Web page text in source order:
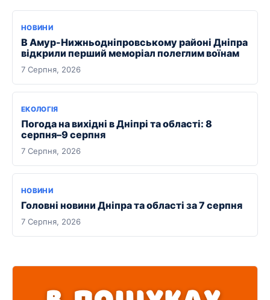
НОВИНИ
В Амур-Нижньодніпровському районі Дніпра
відкрили перший меморіал полеглим воїнам
7 Серпня, 2026
ЕКОЛОГІЯ
Погода на вихідні в Дніпрі та області: 8
серпня–9 серпня
7 Серпня, 2026
НОВИНИ
Головні новини Дніпра та області за 7 серпня
7 Серпня, 2026